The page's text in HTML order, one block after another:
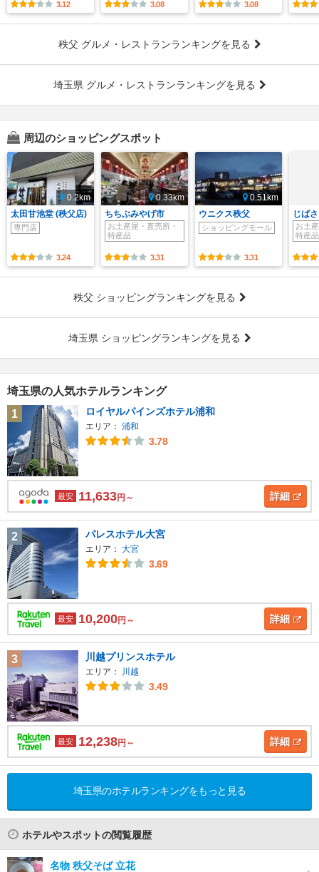
3.12 3.08 3.08
秩父 グルメ・レストランランキングを見る
埼玉県 グルメ・レストランランキングを見る
周辺のショッピングスポット
0.2km
太田甘池堂 (秩父店)
専門店
3.24
0.33km
ちちぶみやげ市
お土産屋・直売所・
特産品
3.31
0.51km
ウニクス秩父
ショッピングモール
3.31
じば
お土
特産品
秩父 ショッピングランキングを見る
埼玉県 ショッピングランキングを見る
埼玉県の人気ホテルランキング
1
ロイヤルパインズホテル浦和
エリア： 浦和
3.78
最安 11,633円～ 詳細
2 パレスホテル大宮
エリア： 大宮
3.69
最安 10,200円～ 詳細
3 川越プリンスホテル
エリア： 川越
3.49
最安 12,238円～ 詳細
埼玉県のホテルランキングをもっと見る
ホテルやスポットの閲覧履歴
名物 秩父そば 立花